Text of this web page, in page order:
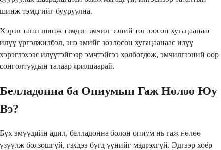
шинж тэмдгийг бууруулна.
Хэрэв таны шинж тэмдэг эмчилгээний тогтоосон хугацаанаас
илүү үргэлжилбэл, энэ эмийг зөвлөсөн хугацаанаас илүү
хэрэглэхээс илүүтэйгээр эмчтэйгээ холбогдож, эмчилгээний өөр
сонголтуудын талаар ярилцаарай.
Белладонна ба Опиумын Гаж Нөлөө Юу
Вэ?
Бүх эмүүдийн адил, белладонна болон опиум нь гаж нөлөө
үзүүлж болзошгүй, гэхдээ бүгд үүнийг мэдрэхгүй. Эдгээр хоёр